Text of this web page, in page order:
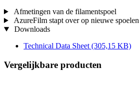
Afmetingen van de filamentspoel
AzureFilm stapt over op nieuwe spoelen
Downloads
Technical Data Sheet (305,15 KB)
Vergelijkbare producten